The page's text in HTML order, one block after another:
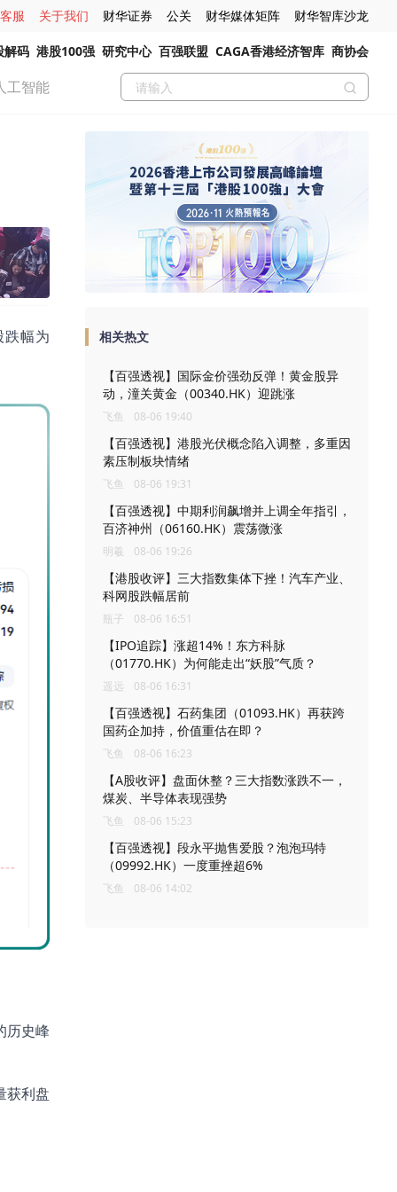
服 关于我们 财华证券 公关 财华媒体矩阵 财华智库沙龙
解码 港股100强 研究中心 百强联盟 CAGA香港经济智库 商协会
工智能
幅为
历史峰
获利盘
相关热文
【百强透视】国际金价强劲反弹！黄金股异
动，潼关黄金（00340.HK）迎跳涨
飞鱼 08-06 19:40
【百强透视】港股光伏概念陷入调整，多重因
素压制板块情绪
飞鱼 08-06 19:31
【百强透视】中期利润飙增并上调全年指引，
百济神州（06160.HK）震荡微涨
明羲 08-06 19:26
【港股收评】三大指数集体下挫！汽车产业、
科网股跌幅居前
瓶子 08-06 16:51
【IPO追踪】涨超14%！东方科脉
（01770.HK）为何能走出“妖股”气质？
遥远 08-06 16:31
【百强透视】石药集团（01093.HK）再获跨
国药企加持，价值重估在即？
飞鱼 08-06 16:23
【A股收评】盘面休整？三大指数涨跌不一，
煤炭、半导体表现强势
飞鱼 08-06 15:23
【百强透视】段永平抛售爱股？泡泡玛特
（09992.HK）一度重挫超6%
飞鱼 08-06 14:02